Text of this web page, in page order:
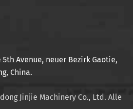
5th Avenue, neuer Bezirk Gaotie,
China.
Jinjie Machinery Co., Ltd. Alle